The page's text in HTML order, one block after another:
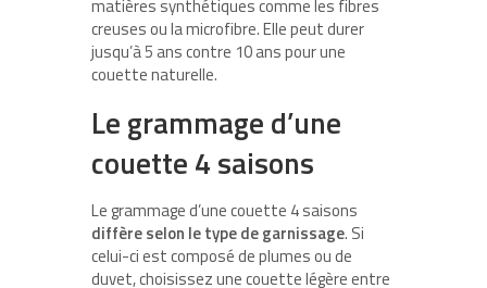
matières synthétiques comme les fibres
creuses ou la microfibre. Elle peut durer
jusqu’à 5 ans contre 10 ans pour une
couette naturelle.
Le grammage d’une
couette 4 saisons
Le grammage d’une couette 4 saisons
diffère selon le type de garnissage. Si
celui-ci est composé de plumes ou de
duvet, choisissez une couette légère entre